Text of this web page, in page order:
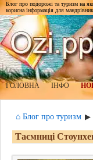
Блог про подорожі та туризм на
корисна інформація для
ГОЛОВНА ІНФО
⌂ Блог про туризм ▶
Таємниці